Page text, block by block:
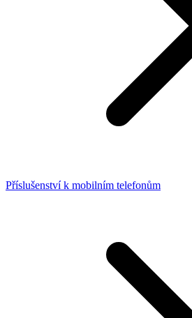
Příslušenství k mobilním telefonům